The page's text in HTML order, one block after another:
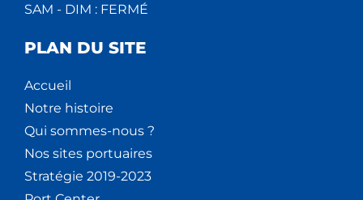
SAM - DIM : FERMÉ
PLAN DU SITE
Accueil
Notre histoire
Qui sommes-nous ?
Nos sites portuaires
Stratégie 2019-2023